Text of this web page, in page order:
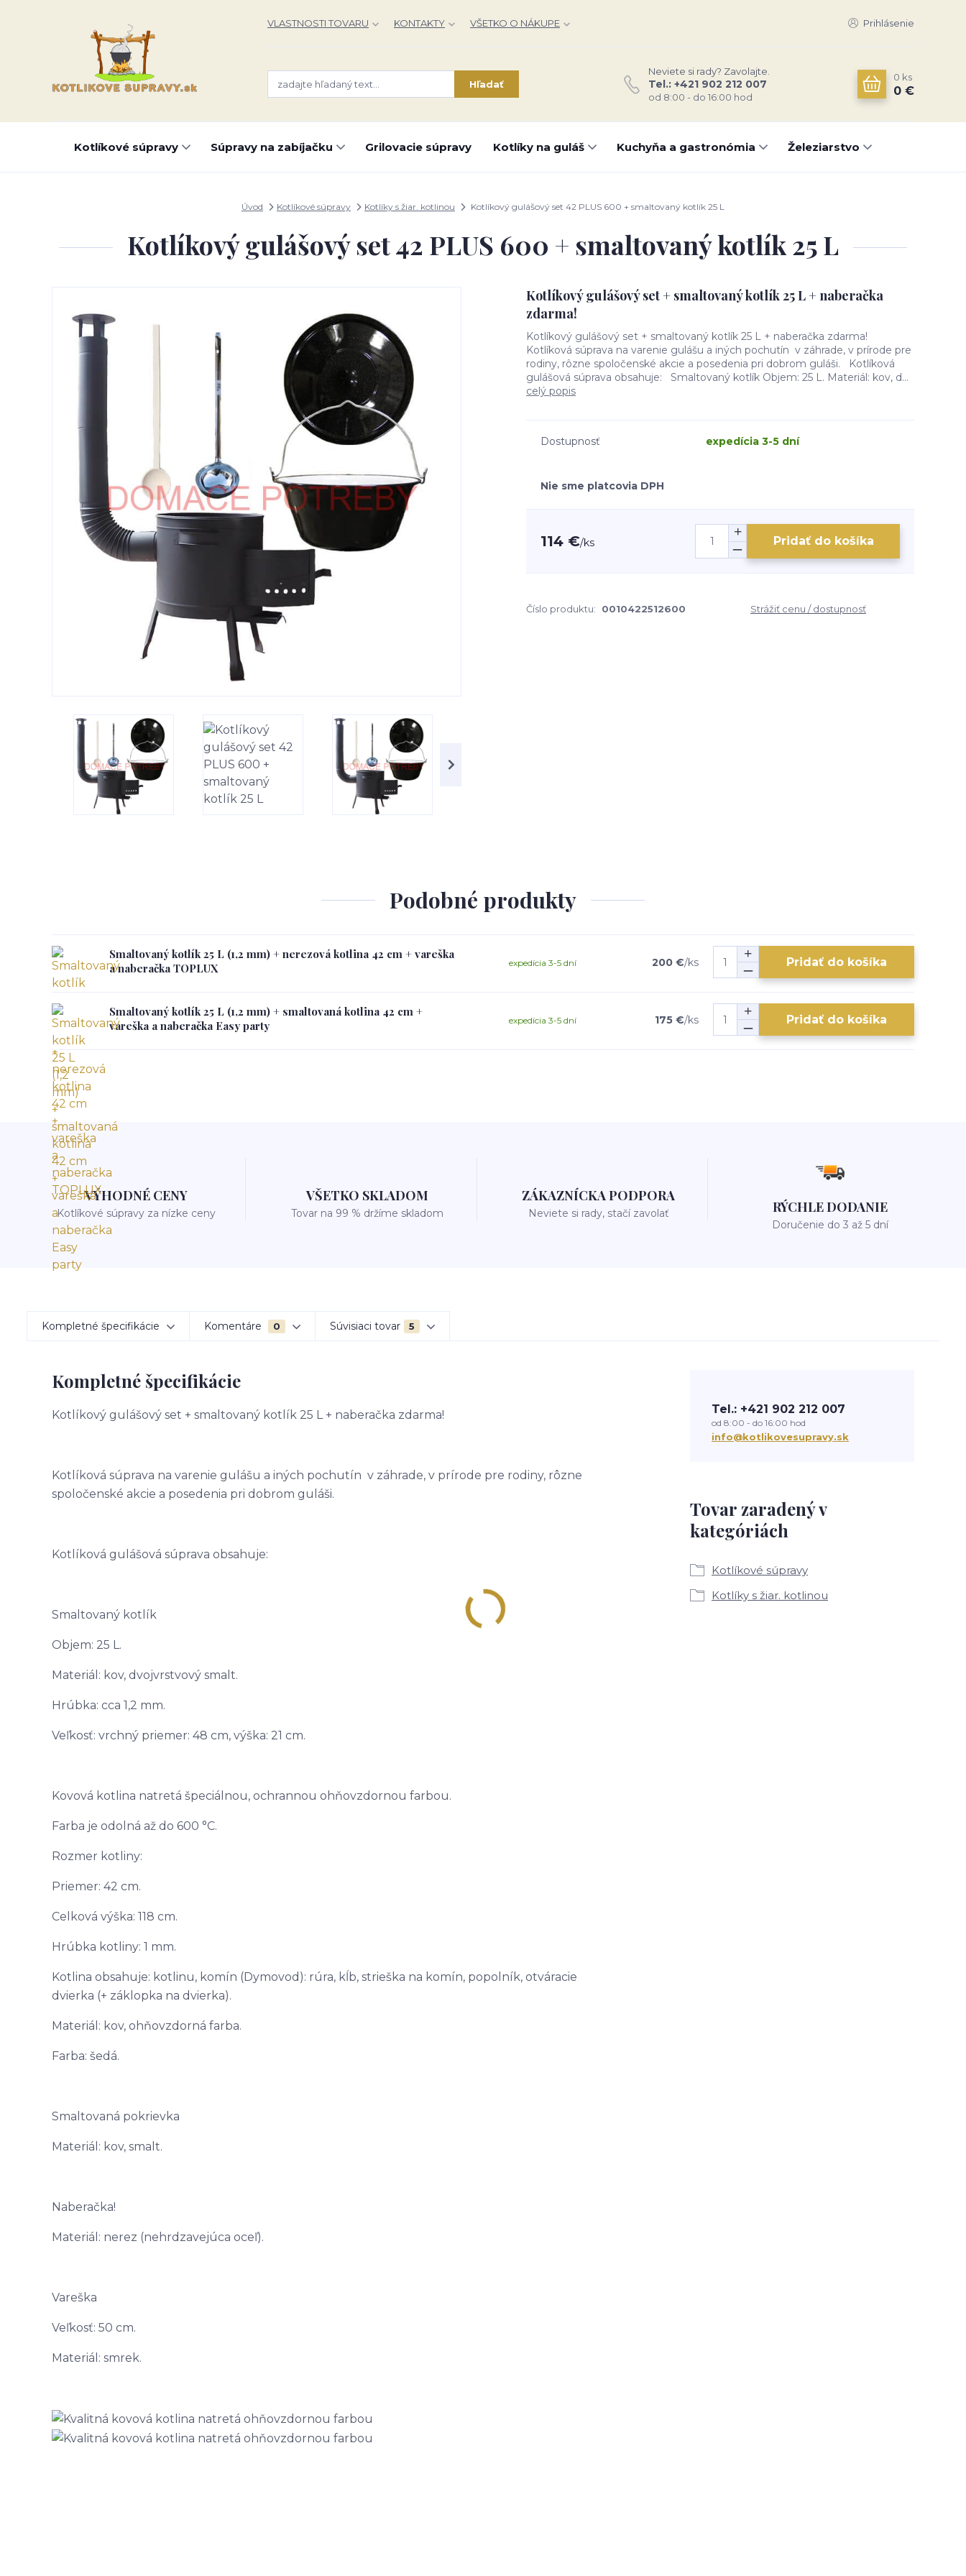
VLASTNOSTI TOVARU KONTAKTY VŠETKO O NÁKUPE Prihlásenie
Hľadať
Neviete si rady? Zavolajte.
Tel.: +421 902 212 007
od 8:00 - do 16:00 hod
0 ks
0 €
Kotlíkové súpravy Súpravy na zabíjačku Grilovacie súpravy Kotlíky na guláš Kuchyňa a gastronómia Železiarstvo
Úvod Kotlíkové súpravy Kotlíky s žiar. kotlinou Kotlíkový gulášový set 42 PLUS 600 + smaltovaný kotlík 25 L
Kotlíkový gulášový set 42 PLUS 600 + smaltovaný kotlík 25 L
Kotlíkový gulášový set + smaltovaný kotlík 25 L + naberačka
zdarma!
Kotlíkový gulášový set + smaltovaný kotlík 25 L + naberačka zdarma!
Kotlíková súprava na varenie gulášu a iných pochutín v záhrade, v prírode pre
rodiny, rôzne spoločenské akcie a posedenia pri dobrom guláši. Kotlíková
gulášová súprava obsahuje: Smaltovaný kotlík Objem: 25 L. Materiál: kov, d...
celý popis
Dostupnosť expedícia 3-5 dní
Nie sme platcovia DPH
114 €/ks Pridať do košíka
Číslo produktu: 0010422512600 Strážiť cenu / dostupnosť
Podobné produkty
Smaltovaný kotlík 25 L (1,2 mm) + nerezová kotlina 42 cm + vareška
a naberačka TOPLUX
200 €/ks
expedícia 3-5 dní Pridať do košíka
Smaltovaný kotlík 25 L (1,2 mm) + smaltovaná kotlina 42 cm +
vareška a naberačka Easy party
175 €/ks
expedícia 3-5 dní Pridať do košíka
VÝHODNÉ CENY
Kotlíkové súpravy za nízke ceny
VŠETKO SKLADOM
Tovar na 99 % držíme skladom
ZÁKAZNÍCKA PODPORA
Neviete si rady, stačí zavolať RÝCHLE DODANIE
Doručenie do 3 až 5 dní
Kompletné špecifikácie Komentáre 0 Súvisiaci tovar 5
Kompletné špecifikácie
Kotlíkový gulášový set + smaltovaný kotlík 25 L + naberačka zdarma!
Kotlíková súprava na varenie gulášu a iných pochutín v záhrade, v prírode pre rodiny, rôzne
spoločenské akcie a posedenia pri dobrom guláši.
Kotlíková gulášová súprava obsahuje:
Smaltovaný kotlík
Objem: 25 L.
Materiál: kov, dvojvrstvový smalt.
Hrúbka: cca 1,2 mm.
Veľkosť: vrchný priemer: 48 cm, výška: 21 cm.
Kovová kotlina natretá špeciálnou, ochrannou ohňovzdornou farbou.
Farba je odolná až do 600 °C.
Rozmer kotliny:
Priemer: 42 cm.
Celková výška: 118 cm.
Hrúbka kotliny: 1 mm.
Kotlina obsahuje: kotlinu, komín (Dymovod): rúra, kĺb, strieška na komín, popolník, otváracie
dvierka (+ záklopka na dvierka).
Materiál: kov, ohňovzdorná farba.
Farba: šedá.
Smaltovaná pokrievka
Materiál: kov, smalt.
Naberačka!
Materiál: nerez (nehrdzavejúca oceľ).
Vareška
Veľkosť: 50 cm.
Materiál: smrek.
Tovar zaradený v
kategóriách
Kotlíkové súpravy
Kotlíky s žiar. kotlinou
Tel.: +421 902 212 007
od 8:00 - do 16:00 hod
info@kotlikovesupravy.sk